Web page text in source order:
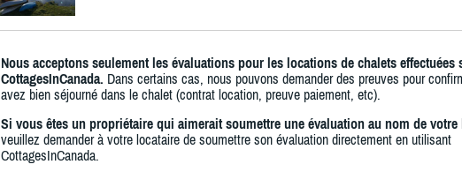
Nous acceptons seulement les évaluations pour les locations de chalets effectuées
CottagesInCanada. Dans certains cas, nous pouvons demander des preuves pour
avez bien séjourné dans le chalet (contrat location, preuve paiement, etc).
Si vous êtes un propriétaire qui aimerait soumettre une évaluation au nom de votre
veuillez demander à votre locataire de soumettre son évaluation directement en utilisant
CottagesInCanada.